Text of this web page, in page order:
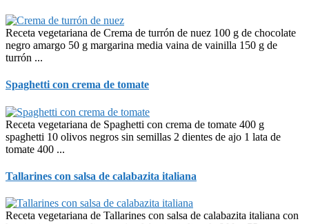
Receta vegetariana de Crema de turrón de nuez 100 g de chocolate
negro amargo 50 g margarina media vaina de vainilla 150 g de
turrón ...
Spaghetti con crema de tomate
Receta vegetariana de Spaghetti con crema de tomate 400 g
spaghetti 10 olivos negros sin semillas 2 dientes de ajo 1 lata de
tomate 400 ...
Tallarines con salsa de calabazita italiana
Receta vegetariana de Tallarines con salsa de calabazita italiana con